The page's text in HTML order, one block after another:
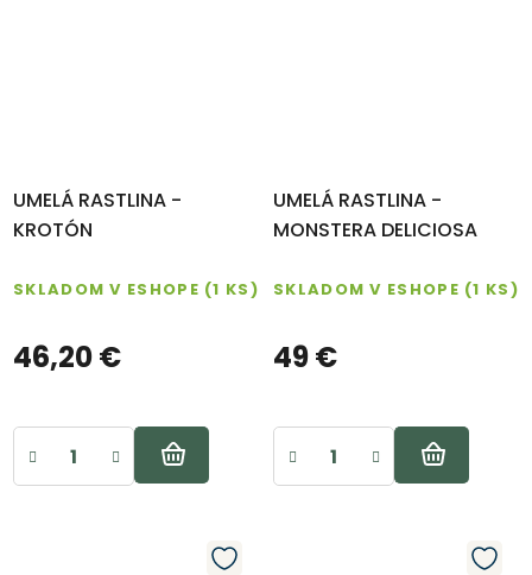
UMELÁ RASTLINA -
KROTÓN
SKLADOM V ESHOPE (1 KS)
46,20 €
UMELÁ RASTLINA -
MONSTERA DELICIOSA
SKLADOM V ESHOPE (1 KS)
49 €